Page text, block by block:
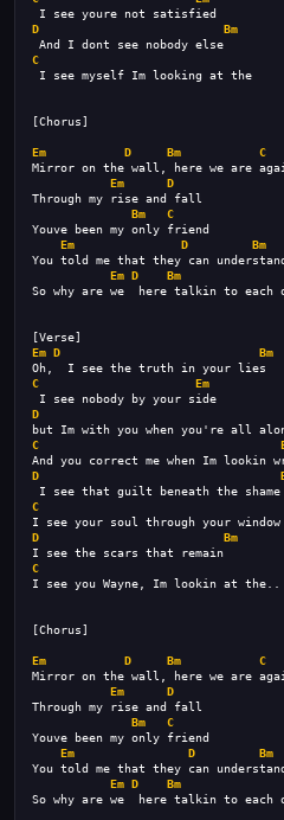
I see youre not satisfied
D
Bm
And I dont see nobody else
C
I see myself Im looking at the
[Chorus]
Em D Bm
C
Mirror on the wall, here we are
Em
D
Through my rise and fall
Bm
C
Youve been my only friend
Em
D Bm
You told me that they can
Em D Bm
So why are we  here talkin to each
[Verse]
Em D
Bm
Oh,  I see the truth in your lies
C
Em
I see nobody by your side
D
but Im with you when you're all
C
And you correct me when Im lookin
D
I see that guilt beneath the shame
C
I see your soul through your window
D
Bm
I see the scars that remain
C
I see you Wayne, Im lookin at the..
[Chorus]
Em D Bm
C
Mirror on the wall, here we are
Em
D
Through my rise and fall
Bm
C
Youve been my only friend
Em
D Bm
You told me that they can
Em D Bm
So why are we  here talkin to each